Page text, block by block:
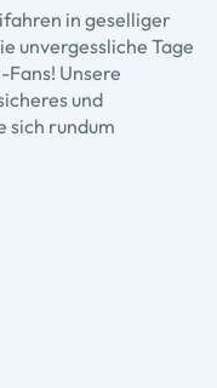
in geselliger
unvergessliche Tage
Unsere
und
sich rundum